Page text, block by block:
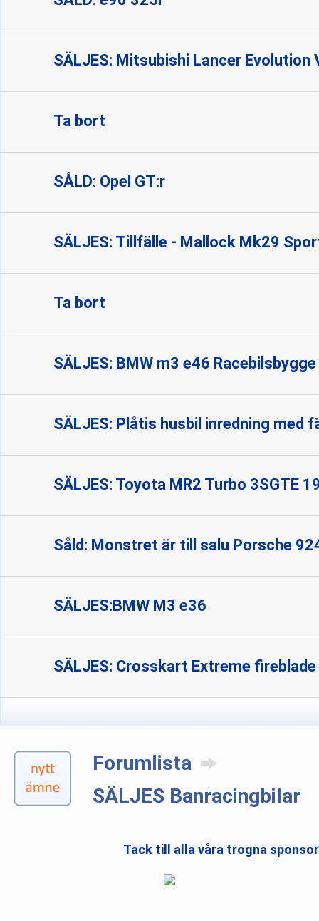
SÄLJES: Mitsubishi Lancer
Ta bort
SÅLD: Opel GT:r
SÄLJES: Tillfälle - Mallock Mk29
Ta bort
SÄLJES: BMW m3 e46 Racebilsbygge
SÄLJES: Plåtis husbil inredning med
SÄLJES: Toyota MR2 Turbo 3SGTE
Såld: Monstret är till salu Porsche
SÄLJES:BMW M3 e36
SÄLJES: Crosskart Extreme
Forumlista
SÄLJES Banracingbilar
Tack till alla våra trogna